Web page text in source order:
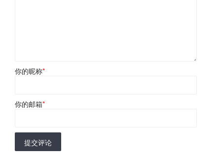
你的昵称*
你的邮箱*
提交评论